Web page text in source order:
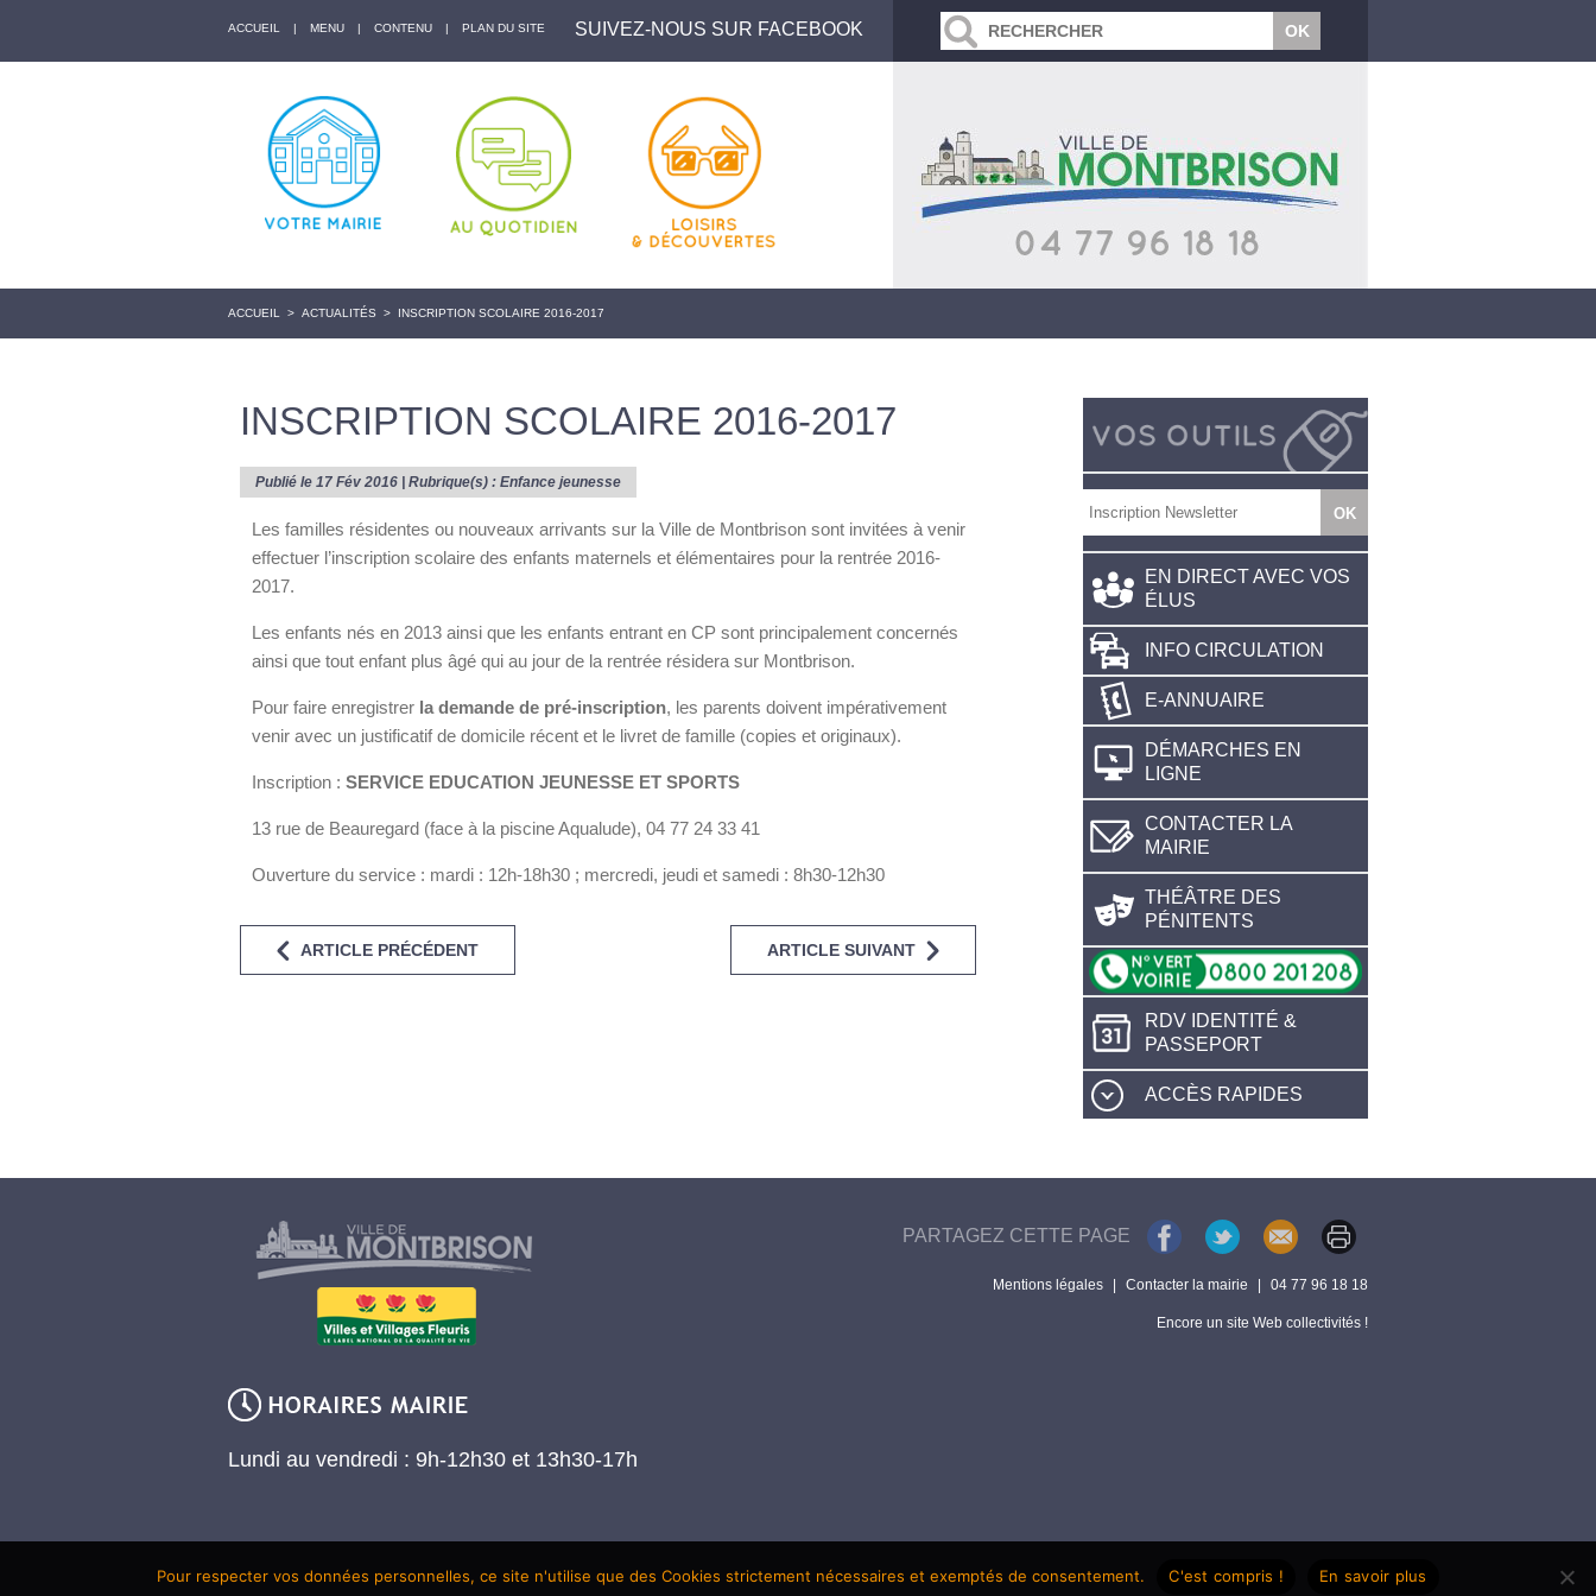
ACCUEIL | MENU | CONTENU | PLAN DU SITE SUIVEZ-NOUS SUR FACEBOOK
ACCUEIL > ACTUALITÉS > INSCRIPTION SCOLAIRE 2016-2017
INSCRIPTION SCOLAIRE 2016-2017
Publié le 17 Fév 2016 | Rubrique(s) : Enfance jeunesse
Les familles résidentes ou nouveaux arrivants sur la Ville de Montbrison sont invitées à venir
effectuer l’inscription scolaire des enfants maternels et élémentaires pour la rentrée 2016-
2017.
Les enfants nés en 2013 ainsi que les enfants entrant en CP sont principalement concernés
ainsi que tout enfant plus âgé qui au jour de la rentrée résidera sur Montbrison.
Pour faire enregistrer la demande de pré-inscription, les parents doivent impérativement
venir avec un justificatif de domicile récent et le livret de famille (copies et originaux).
Inscription : SERVICE EDUCATION JEUNESSE ET SPORTS
13 rue de Beauregard (face à la piscine Aqualude), 04 77 24 33 41
Ouverture du service : mardi : 12h-18h30 ; mercredi, jeudi et samedi : 8h30-12h30
ARTICLE PRÉCÉDENT ARTICLE SUIVANT
EN DIRECT AVEC VOS
ÉLUS
INFO CIRCULATION
E-ANNUAIRE
DÉMARCHES EN
LIGNE
CONTACTER LA
MAIRIE
THÉÂTRE DES
PÉNITENTS
RDV IDENTITÉ &
PASSEPORT
ACCÈS RAPIDES
Lundi au vendredi : 9h-12h30 et 13h30-17h
PARTAGEZ CETTE PAGE
Mentions légales Contacter la mairie 04 77 96 18 18
Encore un site Web collectivités !
Pour respecter vos données personnelles, ce site n'utilise que des Cookies strictement nécessaires et exemptés de consentement. C'est compris ! En savoir plus